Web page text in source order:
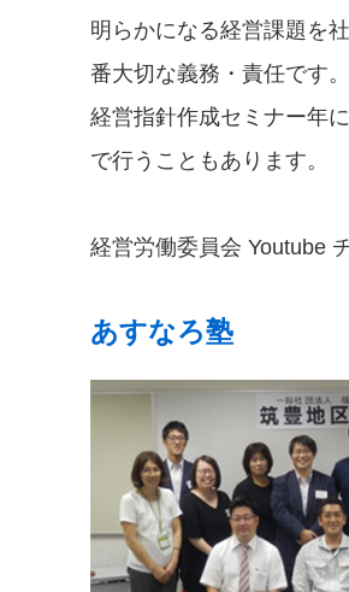
明らかになる経営課題を
番大切な義務・責任です
経営指針作成セミナー年
で行うこともあります。
経営労働委員会 Youtube
あすなろ塾